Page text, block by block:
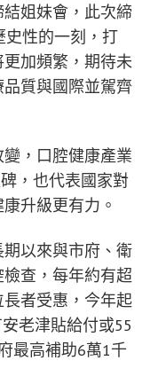
姐妹會，此次締
史性的一刻，打
加頻繁，期待未
質與國際並駕齊
，口腔健康產業
，也代表國家對
升級更有力。
以來與市府、衛
查，每年約有超
者受惠，今年起
老津貼給付或55
最高補助6萬1千